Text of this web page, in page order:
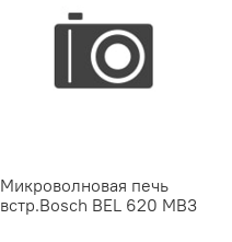
Микроволновая печь
встр.Bosch BEL 620 MB3